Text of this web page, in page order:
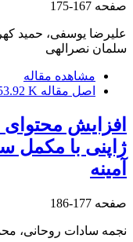
صفحه 167-175
علیرضا یوسفی، حمید
سلمان نصرالهی
مشاهده مقاله
اصل مقاله K
افزایش محتوای
ژاپنی با مکمل
آمینه
صفحه 177-186
نجمه سادات روحانی،